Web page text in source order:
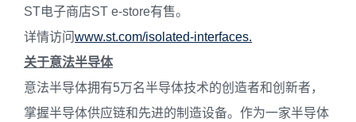
ST电子商店ST e-store有售。
详情访问www.st.com/isolated-interfaces.
关于意法半导体
意法半导体拥有5万名半导体技术的创造者和创新者，
掌握半导体供应链和先进的制造设备。作为一家半导体